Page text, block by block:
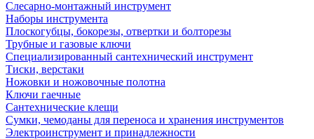
Слесарно-монтажный инструмент
Наборы инструмента
Плоскогубцы, бокорезы, отвертки и болторезы
Трубные и газовые ключи
Специализированный сантехнический инструмент
Тиски, верстаки
Ножовки и ножовочные полотна
Ключи гаечные
Сантехнические клещи
Сумки, чемоданы для переноса и хранения инструментов
Электроинструмент и принадлежности